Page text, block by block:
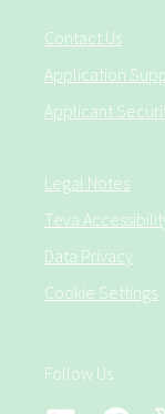
Contact Us
Application
Applicant
Legal Notes
Teva
Data Privacy
Cookie Settings
Follow Us